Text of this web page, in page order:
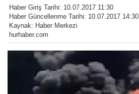
Haber Giriş Tarihi: 10.07.2017 11:30
Haber Güncellenme Tarihi: 10.07.2017 14:30
Kaynak: Haber Merkezi
hurhaber.com